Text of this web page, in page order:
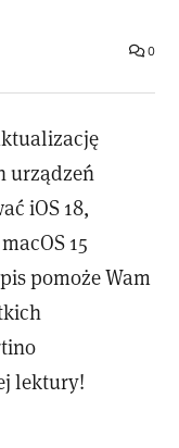
0
urządzeń
iOS 18,
15
pomoże Wam
lektury!